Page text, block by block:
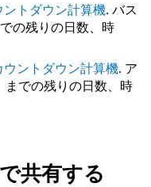
トダウン計算機. バス
の残りの日数、時
ントダウン計算機. ア
までの残りの日数、時
共有する